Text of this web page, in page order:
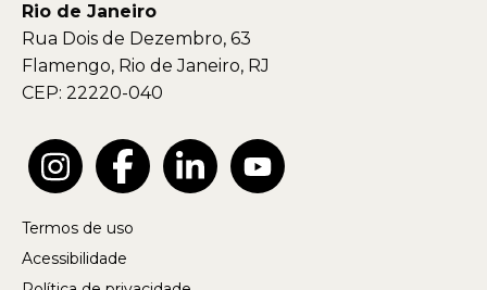
Rio de Janeiro
Rua Dois de Dezembro, 63
Flamengo, Rio de Janeiro, RJ
CEP: 22220-040
Termos de uso
Acessibilidade